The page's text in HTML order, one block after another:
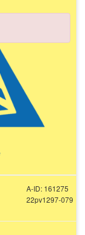
A-ID: 161275
22pv1297-079